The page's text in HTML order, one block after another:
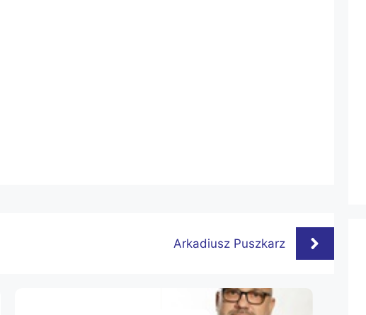
Arkadiusz Puszkarz